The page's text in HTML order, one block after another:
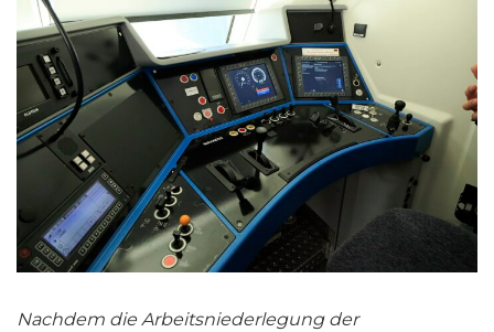
Nachdem die Arbeitsniederlegung der